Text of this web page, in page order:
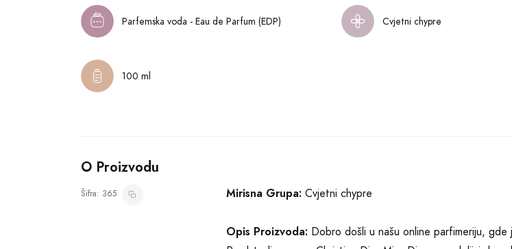
Parfemska voda - Eau de Parfum (EDP) Cvjetni chypre
100 ml
O Proizvodu
Šifra: 365 Mirisna Grupa: Cvjetni chypre
Opis Proizvoda: Dobro došli u našu online parfimeriju,